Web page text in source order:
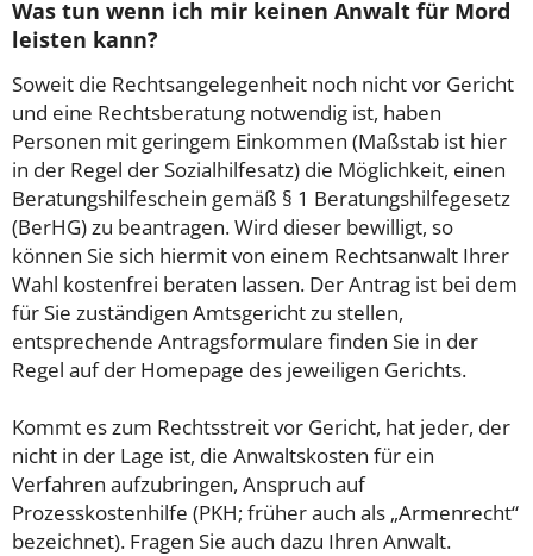
Was tun wenn ich mir keinen Anwalt für Mord
leisten kann?
Soweit die Rechtsangelegenheit noch nicht vor Gericht
und eine Rechtsberatung notwendig ist, haben
Personen mit geringem Einkommen (Maßstab ist hier
in der Regel der Sozialhilfesatz) die Möglichkeit, einen
Beratungshilfeschein gemäß § 1 Beratungshilfegesetz
(BerHG) zu beantragen. Wird dieser bewilligt, so
können Sie sich hiermit von einem Rechtsanwalt Ihrer
Wahl kostenfrei beraten lassen. Der Antrag ist bei dem
für Sie zuständigen Amtsgericht zu stellen,
entsprechende Antragsformulare finden Sie in der
Regel auf der Homepage des jeweiligen Gerichts.
Kommt es zum Rechtsstreit vor Gericht, hat jeder, der
nicht in der Lage ist, die Anwaltskosten für ein
Verfahren aufzubringen, Anspruch auf
Prozesskostenhilfe (PKH; früher auch als „Armenrecht“
bezeichnet). Fragen Sie auch dazu Ihren Anwalt.